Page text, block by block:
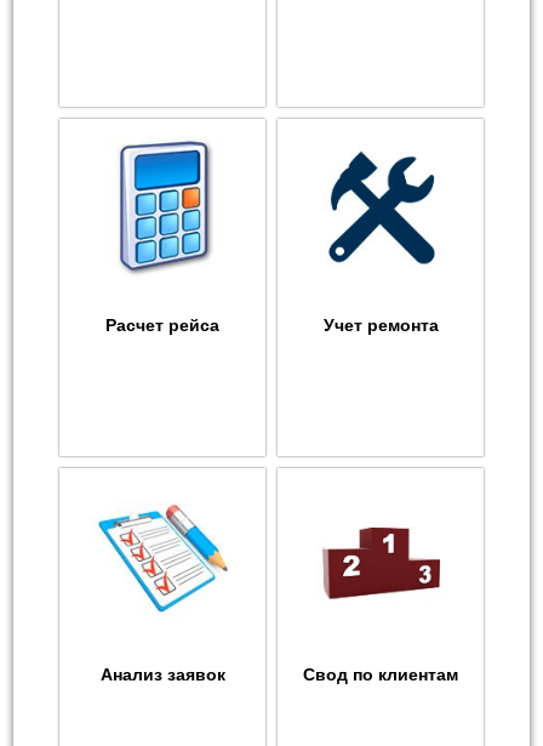
Расчет рейса Учет ремонта
Анализ заявок Свод по клиентам